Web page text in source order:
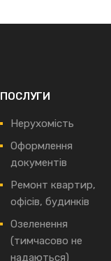
ПОСЛУГИ
Нерухомість
Оформлення
документів
Ремонт квартир,
офісів, будинків
Озеленення
(тимчасово не
надаються)